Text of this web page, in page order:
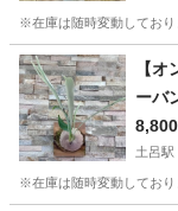
※在庫は随時変動しており
埼玉 さいたま市【
ーバ
土呂駅
※在庫は随時変動しており